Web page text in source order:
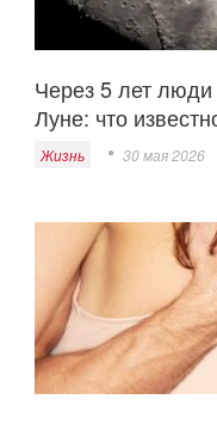
Через 5 лет люди
Луне: что
Жизнь 30 мая 2026